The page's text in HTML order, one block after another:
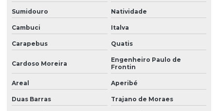
Sumidouro Natividade
Cambuci Italva
Carapebus Quatis
Cardoso Moreira
Engenheiro Paulo de
Frontin
Areal Aperibé
Duas Barras Trajano de Moraes